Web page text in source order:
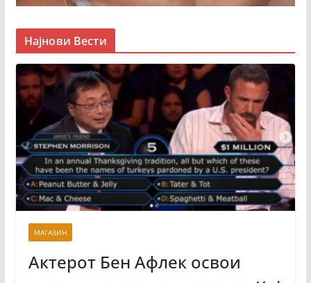
Најнови Вести
МАГАЗИН
Актерот Бен Афлек освои